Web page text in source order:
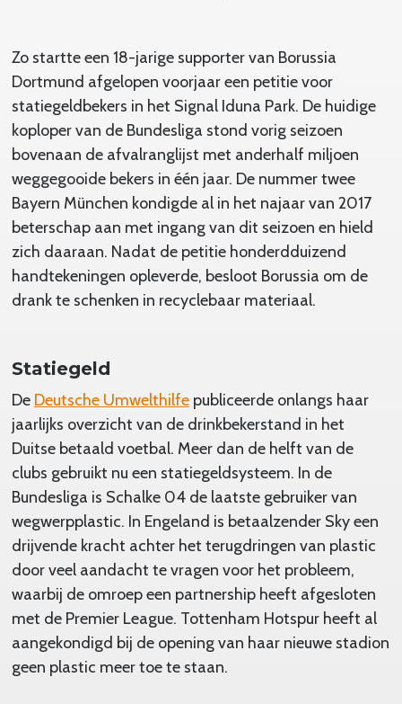
Zo startte een 18-jarige supporter van Borussia
Dortmund afgelopen voorjaar een petitie voor
statiegeldbekers in het Signal Iduna Park. De huidige
koploper van de Bundesliga stond vorig seizoen
bovenaan de afvalranglijst met anderhalf miljoen
weggegooide bekers in één jaar. De nummer twee
Bayern München kondigde al in het najaar van 2017
beterschap aan met ingang van dit seizoen en hield
zich daaraan. Nadat de petitie honderdduizend
handtekeningen opleverde, besloot Borussia om de
drank te schenken in recyclebaar materiaal.
Statiegeld
De Deutsche Umwelthilfepubliceerde onlangs haar
jaarlijks overzicht van de drinkbekerstand in het
Duitse betaald voetbal. Meer dan de helft van de
clubs gebruikt nu een statiegeldsysteem. In de
Bundesliga is Schalke 04 de laatste gebruiker van
wegwerpplastic. In Engeland is betaalzender Sky een
drijvende kracht achter het terugdringen van plastic
door veel aandacht te vragen voor het probleem,
waarbij de omroep een partnership heeft afgesloten
met de Premier League. Tottenham Hotspur heeft al
aangekondigd bij de opening van haar nieuwe stadion
geen plastic meer toe te staan.